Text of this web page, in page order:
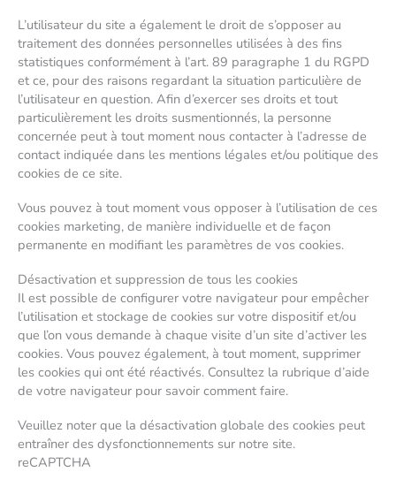
L’utilisateur du site a également le droit de s’opposer au
traitement des données personnelles utilisées à des fins
statistiques conformément à l’art. 89 paragraphe 1 du RGPD
et ce, pour des raisons regardant la situation particulière de
l’utilisateur en question. Afin d’exercer ses droits et tout
particulièrement les droits susmentionnés, la personne
concernée peut à tout moment nous contacter à l’adresse de
contact indiquée dans les mentions légales et/ou politique des
cookies de ce site.
Vous pouvez à tout moment vous opposer à l’utilisation de ces
cookies marketing, de manière individuelle et de façon
permanente en modifiant les paramètres de vos cookies.
Désactivation et suppression de tous les cookies
Il est possible de configurer votre navigateur pour empêcher
l’utilisation et stockage de cookies sur votre dispositif et/ou
que l’on vous demande à chaque visite d’un site d’activer les
cookies. Vous pouvez également, à tout moment, supprimer
les cookies qui ont été réactivés. Consultez la rubrique d’aide
de votre navigateur pour savoir comment faire.
Veuillez noter que la désactivation globale des cookies peut
entraîner des dysfonctionnements sur notre site.
reCAPTCHA